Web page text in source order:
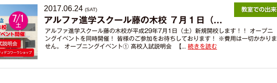
2017.06.24 (SAT)
アルファ進学スクール藤の木校 ７月１日（...
アルファ進学スクール藤の木校が平成29年7月1日（土）新規開校します！！ オープニ
ングイベントを同時開催！ 皆様のご参加をお待ちしております！ ※費用は一切かかりま
せん。 オープニングイベント① 高校入試説明会 【... 続きを読む